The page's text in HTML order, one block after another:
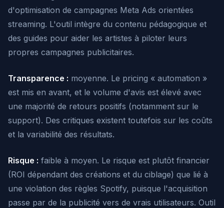
d'optimisation de campagnes Meta Ads orientées
streaming. L'outil intègre du contenu pédagogique et
des guides pour aider les artistes à piloter leurs
propres campagnes publicitaires.
Transparence : moyenne. Le pricing « automation »
est mis en avant, et le volume d'avis est élevé avec
une majorité de retours positifs (notamment sur le
support). Des critiques existent toutefois sur les coûts
et la variabilité des résultats.
Risque : faible à moyen. Le risque est plutôt financier
(ROI dépendant des créations et du ciblage) que lié à
une violation des règles Spotify, puisque l'acquisition
passe par de la publicité vers de vrais utilisateurs. Outil